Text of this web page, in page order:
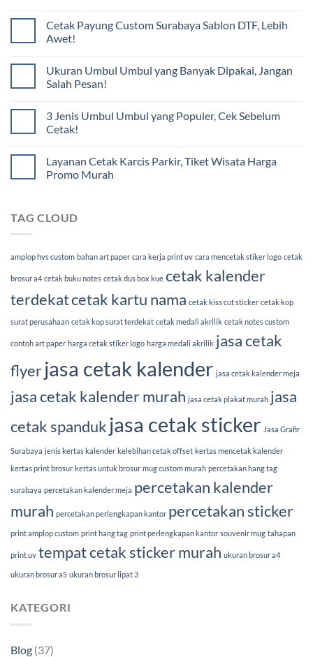
Cetak Payung Custom Surabaya Sablon DTF, Lebih
Awet!
Ukuran Umbul Umbul yang Banyak Dipakai, Jangan
Salah Pesan!
3 Jenis Umbul Umbul yang Populer, Cek Sebelum
Cetak!
Layanan Cetak Karcis Parkir, Tiket Wisata Harga
Promo Murah
TAG CLOUD
amplop hvs custom bahan art paper cara kerja print uv cara mencetak stiker logo cetak
brosur a4 cetak buku notes cetak dus box kue cetak kalender
terdekatcetak kartu nama cetak kiss cut sticker cetak kop
surat perusahaan cetak kop surat terdekat cetak medali akrilik cetak notes custom
contoh art paper harga cetak stiker logo harga medali akrilik jasa cetak
flyerjasa cetak kalender jasa cetak kalender meja
jasa cetak kalender murah jasa cetak plakat murah jasa
cetak spanduk jasa cetak sticker Jasa Grafir
Surabaya jenis kertas kalender kelebihan cetak offset kertas mencetak kalender
kertas print brosur kertas untuk brosur mug custom murah percetakan hang tag
surabaya percetakan kalender meja percetakan kalender
murah percetakan perlengkapan kantor percetakan sticker
print amplop custom print hang tag print perlengkapan kantor souvenir mug tahapan
print uv tempat cetak sticker murah ukuran brosur a4
ukuran brosur a5 ukuran brosur lipat 3
KATEGORI
Blog (37)